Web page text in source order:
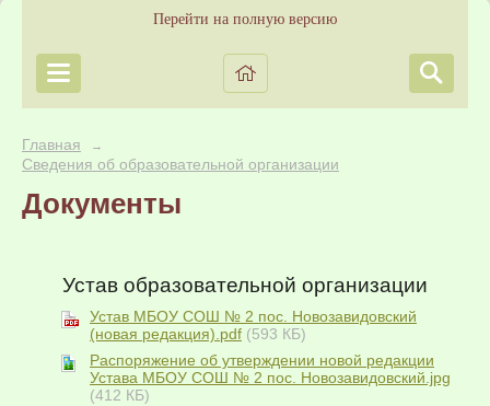
Перейти на полную версию
Главная →
Сведения об образовательной организации
Документы
Устав образовательной организации
Устав МБОУ СОШ № 2 пос. Новозавидовский
(новая редакция).pdf (593 КБ)
Распоряжение об утверждении новой редакции
Устава МБОУ СОШ № 2 пос. Новозавидовский.jpg
(412 КБ)